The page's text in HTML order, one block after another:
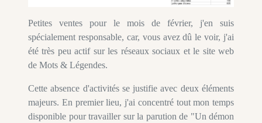
Petites ventes pour le mois de février, j'en suis
spécialement responsable, car, vous avez dû le voir, j'ai
été très peu actif sur les réseaux sociaux et le site web
de Mots & Légendes.
Cette absence d'activités se justifie avec deux éléments
majeurs. En premier lieu, j'ai concentré tout mon temps
disponible pour travailler sur la parution de "Un démon